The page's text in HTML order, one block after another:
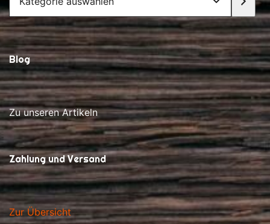
auswählen
Blog
Zu unseren Artikeln
Zahlung und Versand
Zur Übersicht